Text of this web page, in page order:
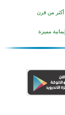
العمل والعطاء
في أزناكاييف